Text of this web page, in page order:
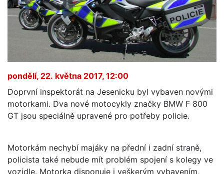
pondělí, 22. května 2017, 12:00
Doprvní inspektorát na Jesenicku byl vybaven novými
motorkami. Dva nové motocykly značky BMW F 800
GT jsou speciálně upravené pro potřeby policie.
Motorkám nechybí majáky na přední i zadní straně,
policista také nebude mít problém spojení s kolegy ve
vozidle. Motorka disponuje i veškerým vybavením,